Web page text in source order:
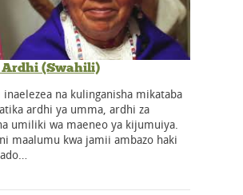
Ardhi (Swahili)
na kulinganisha mikataba
ardhi ya umma, ardhi za
umiliki wa maeneo ya kijumuiya.
maalumu kwa jamii ambazo haki